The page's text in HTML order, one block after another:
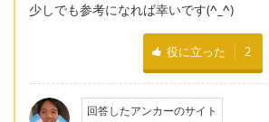
少しでも参考になれば幸いです(^_^)
役に立った 2
回答したアンカーのサイト